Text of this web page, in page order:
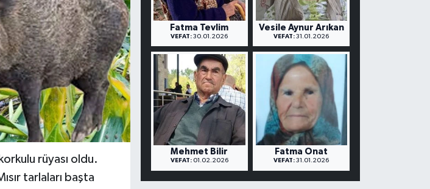
rüyası oldu.
tarlaları başta
Fatma Tevlim
VEFAT: 30.01.2026
Vesile Aynur Arıkan
VEFAT: 31.01.2026
Mehmet Bilir
VEFAT:01.02.2026
Fatma Onat
VEFAT: 31.01.2026